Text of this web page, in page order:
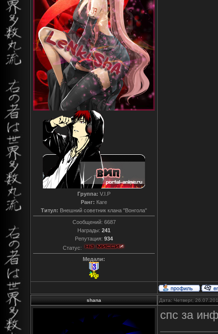
Группа: V.I.P
Ранг: Каге
Титул: Внешний советник клана "Вонгола"
Сообщений: 6687
Награды: 241
Репутация: 934
Статус:
Медали:
shana Дата: Четверг,
спс за